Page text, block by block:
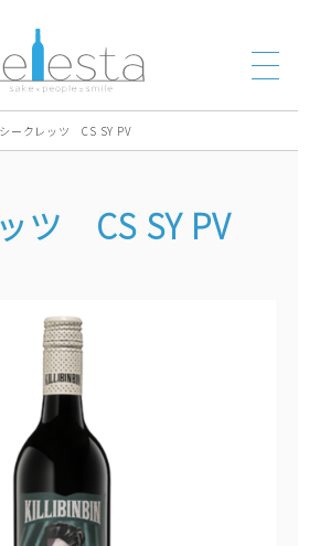
シークレッツ CS SY PV
ツ CS SY PV